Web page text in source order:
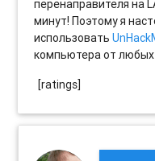
перенаправителя на
минут! Поэтому я
использовать
компьютера от
[ratings]